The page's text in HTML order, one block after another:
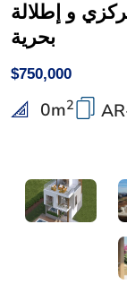
و إطلالة
بحرية
$750,000
0m2